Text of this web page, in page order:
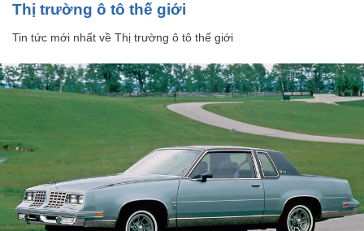
Thị trường ô tô thế giới
Tin tức mới nhất về Thị trường ô tô thế giới